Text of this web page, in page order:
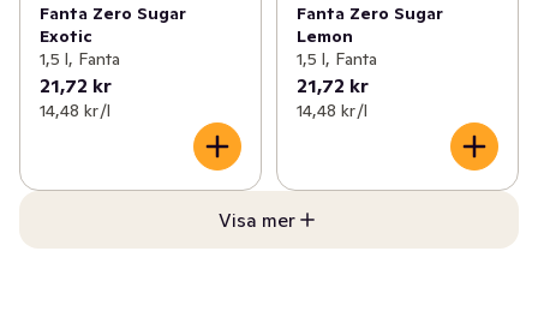
Fanta Zero Sugar
Exotic
1,5 l, Fanta
21,72 kr
14,48 kr /l
Fanta Zero Sugar
Lemon
1,5 l, Fanta
21,72 kr
14,48 kr /l
Visa mer